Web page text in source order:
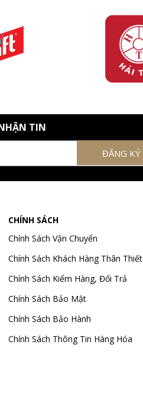
TIN
CHÍNH SÁCH
Chính Sách Vận Chuyển
Chính Sách Khách Hàng Thân Thiết
Chính Sách Kiểm Hàng, Đổi Trả
Chính Sách Bảo Mật
Chính Sách Bảo Hành
Chính Sách Thông Tin Hàng Hóa